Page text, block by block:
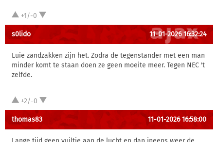
+1/-0
s0lido 11-01-2026 16:32:24
Luie zandzakken zijn het. Zodra de tegenstander met een man
minder komt te staan doen ze geen moeite meer. Tegen NEC 't
zelfde.
+2/-0
thomas83 11-01-2026 16:58:00